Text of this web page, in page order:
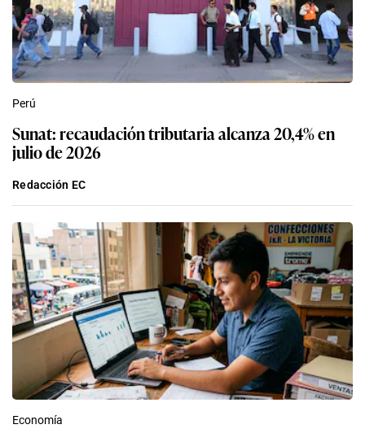
Perú
Sunat: recaudación tributaria alcanza 20,4% en
julio de 2026
Redacción EC
Economía